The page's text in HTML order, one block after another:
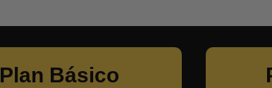
Plan Básico